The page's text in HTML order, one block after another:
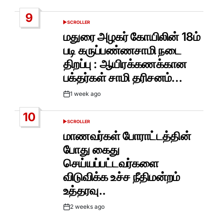
9
POSTED
SCROLLER
மதுரை அழகர் கோயிலின் 18ம்
படி கருப்பண்ணசாமி நடை
திறப்பு : ஆயிரக்கணக்கான
பக்தர்கள் சாமி தரிசனம்…
Post1 week ago
10
POSTED
SCROLLER
மாணவர்கள் போராட்டத்தின்
போது கைது
செய்யப்பட்டவர்களை
விடுவிக்க உச்ச நீதிமன்றம்
உத்தரவு..
Post2 weeks ago